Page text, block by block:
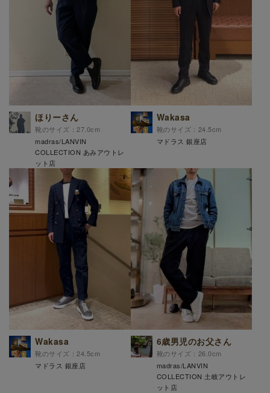
ほりーさん
靴のサイズ：27.0cm
madras/LANVIN
COLLECTION あみアウトレ
ット店
Wakasa
靴のサイズ：24.5cm
マドラス 銀座店
Wakasa
靴のサイズ：24.5cm
マドラス 銀座店
6歳男児のお父さん
靴のサイズ：26.0cm
madras/LANVIN
COLLECTION 土岐アウトレ
ット店